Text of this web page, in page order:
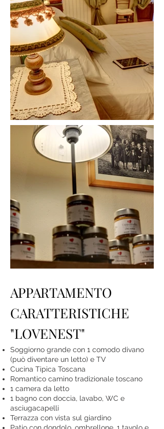
APPARTAMENTO
CARATTERISTICHE
"LOVENEST"
Soggiorno grande con 1 comodo divano
(può diventare un letto) e TV
Cucina Tipica Toscana
Romantico camino tradizionale toscano
1 camera da letto
1 bagno con doccia, lavabo, WC e
asciugacapelli
Terrazza con vista sul giardino